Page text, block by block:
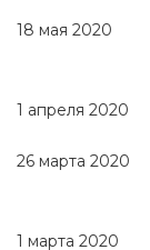
18 мая 2020
1 апреля 2020
26 марта 2020
1 марта 2020